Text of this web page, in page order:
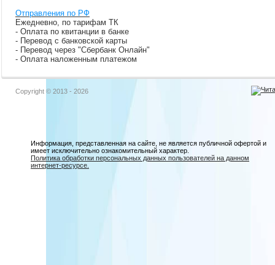
Отправления по РФ
Ежедневно, по тарифам ТК
- Оплата по квитанции в банке
- Перевод с банковской карты
- Перевод через "Сбербанк Онлайн"
- Оплата наложенным платежом
Copyright © 2013 - 2026
Информация, представленная на сайте, не является публичной офертой и
имеет исключительно ознакомительный характер.
Политика обработки персональных данных пользователей на данном
интернет-ресурсе.